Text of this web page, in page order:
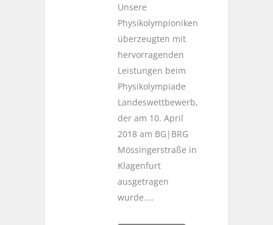
Unsere
Physikolympioniken
überzeugten mit
hervorragenden
Leistungen beim
Physikolympiade
Landeswettbewerb,
der am 10. April
2018 am BG|BRG
Mössingerstraße in
Klagenfurt
ausgetragen
wurde....